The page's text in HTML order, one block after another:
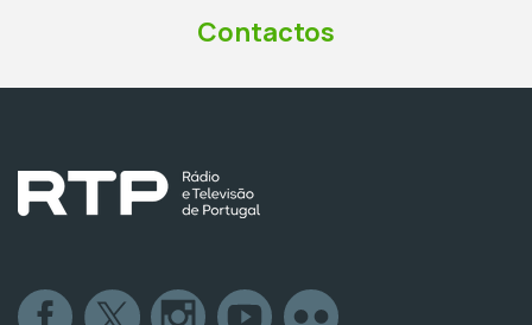
Contactos